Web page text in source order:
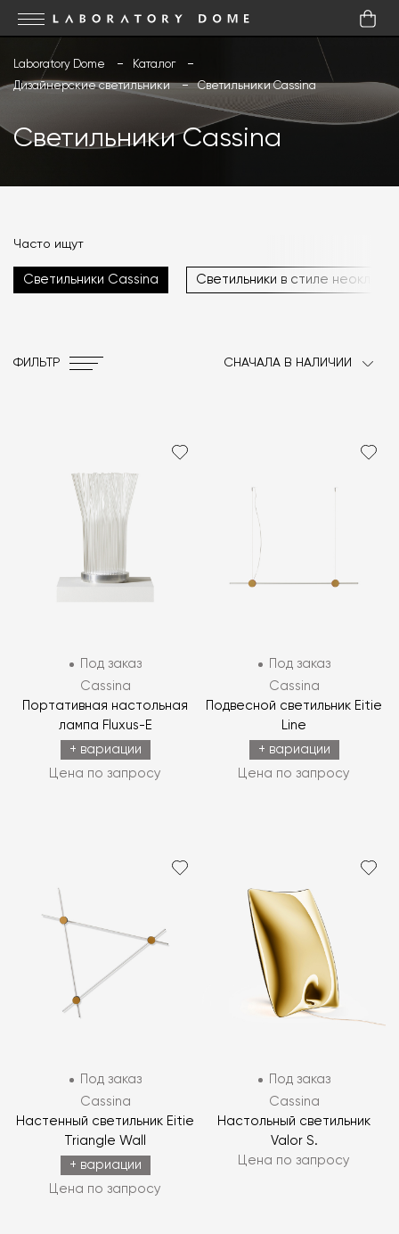
Laboratory Dome
Каталог
Дизайнерские светильники
Светильники Cassina
Светильники Cassina
Часто ищут
Светильники Cassina Светильники в стиле
ФИЛЬТР СНАЧАЛА В НАЛИЧИИ
Под заказ
Cassina
Портативная настольная
лампа Fluxus-E
+ вариации
Цена по запросу
Под заказ
Cassina
Подвесной светильник Eitie
Line
+ вариации
Цена по запросу
Под заказ
Cassina
Настенный светильник Eitie
Triangle Wall
+ вариации
Цена по запросу
Под заказ
Cassina
Настольный светильник
Valor S.
Цена по запросу